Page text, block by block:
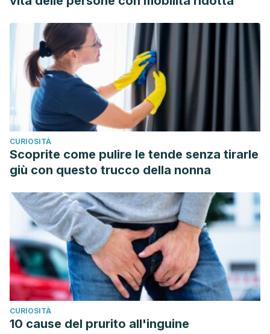
Faneite, Pedro, et al. “Patologías del líquido amniótico: I:
Polihidramnios: incidencia y repercusión perinatal.”
obstet. ginecol. Venezuela
(1999): 159-62.
Vigil de Gracia, Paulino et al. “Ruptura prematura de
membranas.”
Guía clínica de la Federación Latino Americana
de Sociedades de Ginecología y Obstetricia
Amador de Varona, Caridad Irene, et al. “Oligohidramnios:
medidor de salud fetal.”
Camagüey
17.6 (2013): 121-128.
CURIOSITÀ
Scoprite come pulire le tende senza tirarle
giù con questo trucco della nonna
CURIOSITÀ
10 cause del prurito all'inguine